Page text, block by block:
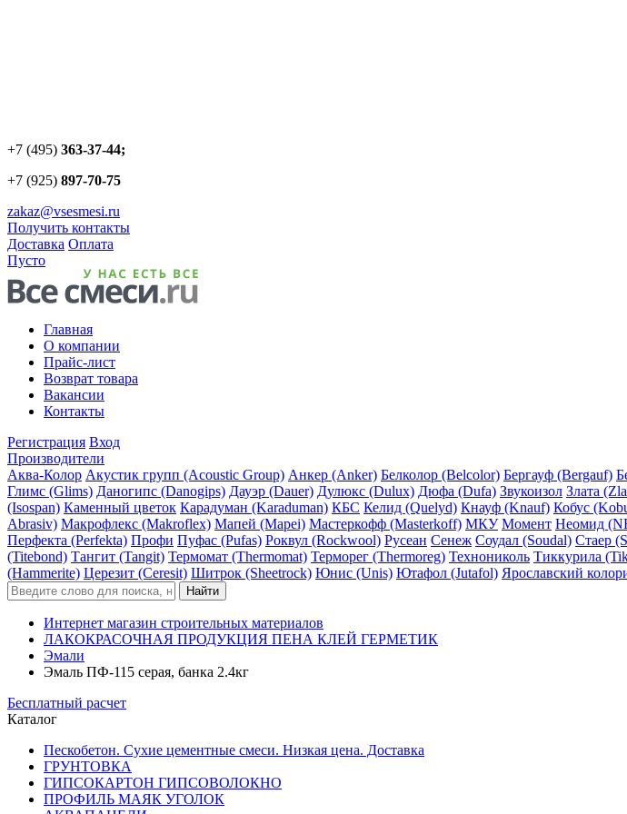
+7 (495) 363-37-44;
+7 (925) 897-70-75
zakaz@vsesmesi.ru
Получить контакты
Доставка Оплата
Пусто
Главная
О компании
Прайс-лист
Возврат товара
Вакансии
Контакты
Регистрация Вход
Производители
Аква-Колор Акустик групп (Acoustic Group) Анкер (Anker) Белколор (Belcolor) Бергауф (Bergauf)
Глимс (Glims) Даногипс (Danogips) Дауэр (Dauer) Дулюкс (Dulux) Дюфа (Dufa) Звукоизол Злата
(Isospan) Каменный цветок Карадуман (Karaduman) КБС Келид (Quelyd) Кнауф (Knauf) Кобус
Abrasiv) Макрофлекс (Makroflex) Мапей (Mapei) Мастеркофф (Masterkoff) МКУ Момент Неомид
Перфекта (Perfekta) Профи Пуфас (Pufas) Роквул (Rockwool) Русеан Сенеж Соудал (Soudal) Стаер
(Titebond) Тангит (Tangit) Термомат (Thermomat) Терморег (Thermoreg) Технониколь Тиккурила
(Hammerite) Церезит (Ceresit) Шитрок (Sheetrock) Юнис (Unis) Ютафол (Jutafol) Ярославский
Интернет магазин строительных материалов
ЛАКОКРАСОЧНАЯ ПРОДУКЦИЯ ПЕНА КЛЕЙ ГЕРМЕТИК
Эмали
Эмаль ПФ-115 серая, банка 2.4кг
Бесплатный расчет
Каталог
Пескобетон. Сухие цементные смеси. Низкая цена. Доставка
ГРУНТОВКА
ГИПСОКАРТОН ГИПСОВОЛОКНО
ПРОФИЛЬ МАЯК УГОЛОК